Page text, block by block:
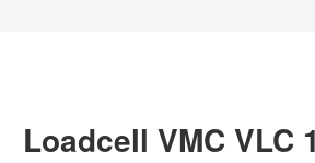
Loadcell VMC VLC